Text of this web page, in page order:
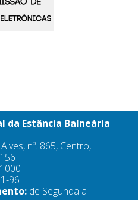
da Estância Balneária
nº. 865, Centro,
96
de Segunda a